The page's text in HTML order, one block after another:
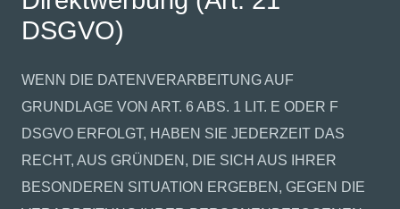
DSGVO)
WENN DIE DATENVERARBEITUNG AUF
GRUNDLAGE VON ART. 6 ABS. 1 LIT. E ODER F
DSGVO ERFOLGT, HABEN SIE JEDERZEIT DAS
RECHT, AUS GRÜNDEN, DIE SICH AUS IHRER
BESONDEREN SITUATION ERGEBEN, GEGEN DIE